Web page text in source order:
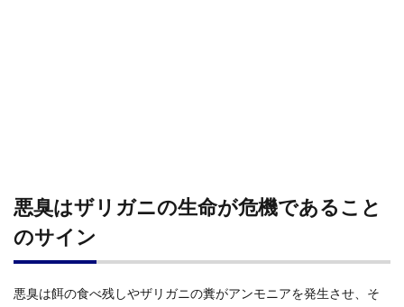
悪臭はザリガニの生命が危機であること
のサイン
悪臭は餌の食べ残しやザリガニの糞がアンモニアを発生させ、そ